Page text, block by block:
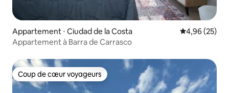
Appartement ⋅ Ciudad de la Costa Évaluation
4,96 (25)
Appartement à Barra de Carrasco
Coup de cœur voyageurs
Coup de cœur voyageurs